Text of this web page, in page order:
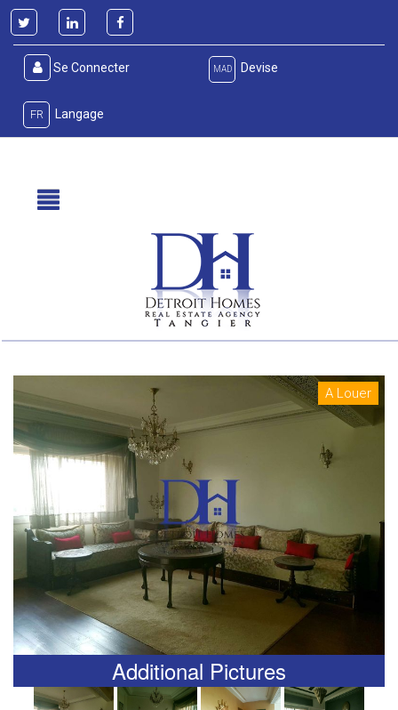
Se Connecter MAD Devise
FR Langage
A Louer
Additional Pictures